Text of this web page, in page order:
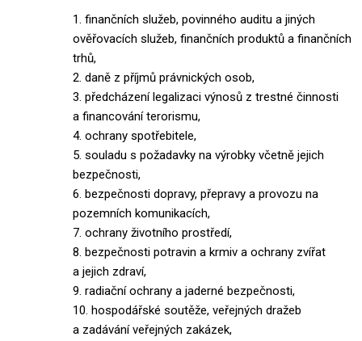
1. finančních služeb, povinného auditu a jiných
ověřovacích služeb, finančních produktů a finančních
trhů,
2. daně z příjmů právnických osob,
3. předcházení legalizaci výnosů z trestné činnosti
a financování terorismu,
4. ochrany spotřebitele,
5. souladu s požadavky na výrobky včetně jejich
bezpečnosti,
6. bezpečnosti dopravy, přepravy a provozu na
pozemních komunikacích,
7. ochrany životního prostředí,
8. bezpečnosti potravin a krmiv a ochrany zvířat
a jejich zdraví,
9. radiační ochrany a jaderné bezpečnosti,
10. hospodářské soutěže, veřejných dražeb
a zadávání veřejných zakázek,